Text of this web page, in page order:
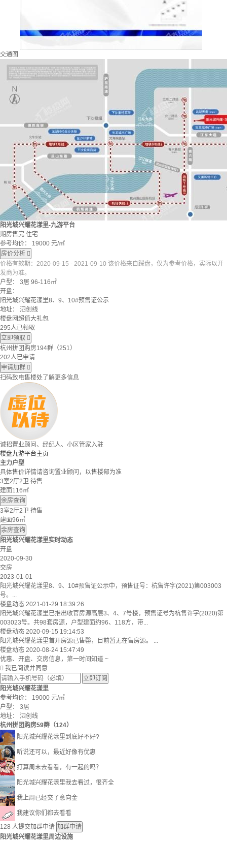
交通图
阳光城兴耀花漾里-九游平台
期房售完 住宅
参考均价： 19000 元/㎡
房价分析 
价格有效期：2020-09-15 - 2021-09-10 该价格来自踩盘，仅为参考价格，实际以开
发商为准。
户型：
3居 96-116㎡
开盘：
阳光城兴耀花漾里8、9、10#预售证公示
地址：
泗创线
楼盘网超值大礼包
295人已领取
立即领取 
杭州拼团购房194群（251）
202人已申请
申请加群 
扫码致电售楼处了解更多信息
诚招置业顾问、经纪人、小区管家入驻
楼盘九游平台主页
主力户型
具体售价详情请咨询置业顾问，以售楼部为准
3室2厅2卫 待售
建面116㎡
余房查询
3室2厅2卫 待售
建面96㎡
余房查询
阳光城兴耀花漾里实时动态
开盘
2020-09-30
交房
2023-01-01
阳光城兴耀花漾里8、9、10#预售证公示中，预售证号：杭售许字(2021)第003003
号。...
楼盘动态 2021-01-29 18:39:26
阳光城兴耀花漾里已推出收官房源高层3、4、7号楼，预售证号为杭售许字(2020)第
003023号。共98套房源，户型建面约96、118方，带...
楼盘动态 2020-09-15 19:14:53
阳光城兴耀花漾里首开房源已售罄，目前暂无在售房源。 ...
楼盘动态 2020-08-24 15:47:49
优惠、开盘、交房信息，第一时间知道 ~
 我已阅读并同意
立即订阅
阳光城兴耀花漾里
参考均价： 19000 元/㎡
户型：
3居
地址：
泗创线
杭州拼团购房59群（124）
阳光城兴耀花漾里到底好不好?
听说还可以，最近好像有优惠
打算周末去看看，有一起的吗？
阳光城兴耀花漾里我去看过，很齐全
我上周已经交了意向金
我建议你们都去看看
128 人提交加群申请 加群申请
阳光城兴耀花漾里周边设施